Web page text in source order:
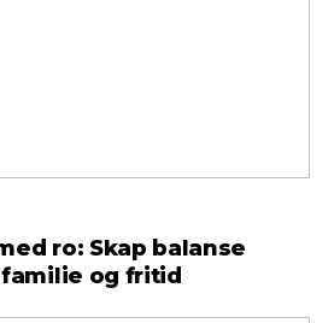
ro: Skap balanse
og fritid